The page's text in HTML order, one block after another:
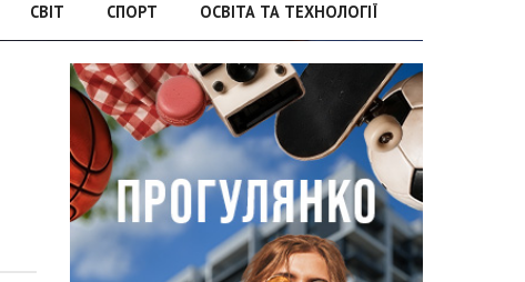
СВІТ СПОРТ ОСВІТА ТА ТЕХНОЛОГІЇ